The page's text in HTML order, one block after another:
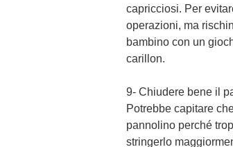
capricciosi. Per
operazioni, ma
bambino con un
carillon.
9- Chiudere bene il
Potrebbe capitare
pannolino perché
stringerlo